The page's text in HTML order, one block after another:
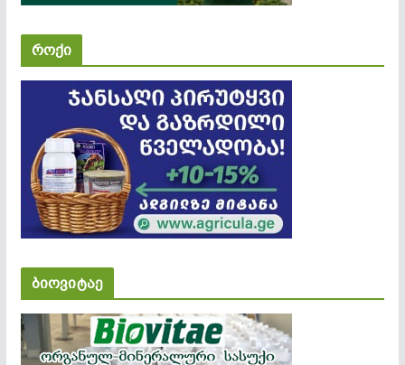
როქი
ბიოვიტაე